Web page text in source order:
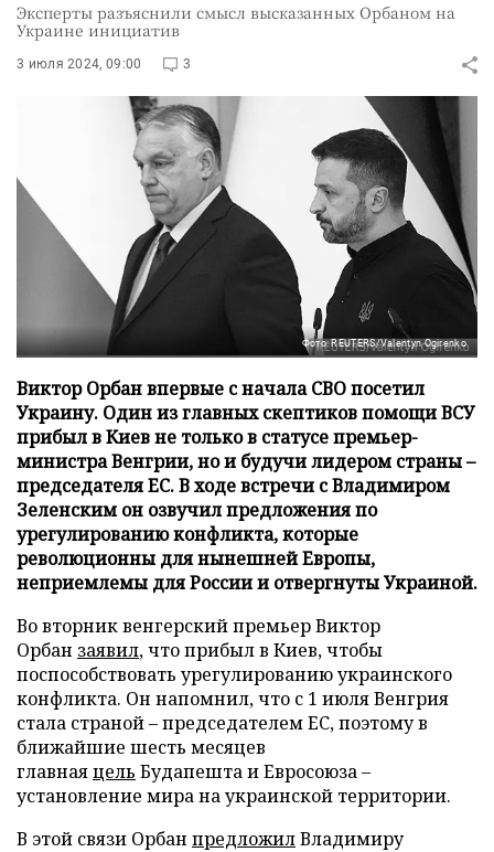
Эксперты разъяснили смысл высказанных Орбаном на
Украине инициатив
3 июля 2024, 09:00 3
Фото: REUTERS/Valentyn Ogirenko
Виктор Орбан впервые с начала СВО посетил
Украину. Один из главных скептиков помощи ВСУ
прибыл в Киев не только в статусе премьер-
министра Венгрии, но и будучи лидером страны –
председателя ЕС. В ходе встречи с Владимиром
Зеленским он озвучил предложения по
урегулированию конфликта, которые
революционны для нынешней Европы,
неприемлемы для России и отвергнуты Украиной.
Во вторник венгерский премьер Виктор
Орбан заявил, что прибыл в Киев, чтобы
поспособствовать урегулированию украинского
конфликта. Он напомнил, что с 1 июля Венгрия
стала страной – председателем ЕС, поэтому в
ближайшие шесть месяцев
главнаяцель Будапешта и Евросоюза –
установление мира на украинской территории.
В этой связи Орбан предложилВладимиру